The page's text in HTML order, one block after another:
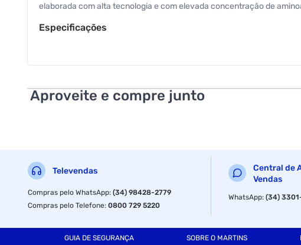
elaborada com alta tecnologia e com elevada concentração de
Especificações
Aproveite e compre junto
Televendas
Compras pelo WhatsApp:(34) 98428-2779
Compras pelo Telefone:0800 729 5220
Central de
Vendas
WhatsApp:(34)
GUIA DE SEGURANÇA SOBRE O MARTINS